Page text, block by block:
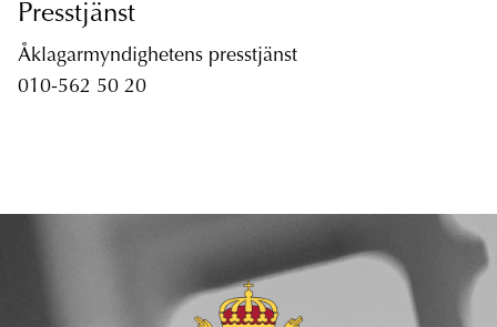
Presstjänst
Åklagarmyndighetens presstjänst
010-562 50 20